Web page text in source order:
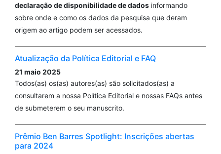
declaração de disponibilidade de dados informando
sobre onde e como os dados da pesquisa que deram
origem ao artigo podem ser acessados.
Atualização da Política Editorial e FAQ
21 maio 2025
Todos(as) os(as) autores(as) são solicitados(as) a
consultarem a nossa Política Editorial e nossas FAQs antes
de submeterem o seu manuscrito.
Prêmio Ben Barres Spotlight: Inscrições abertas
para 2024